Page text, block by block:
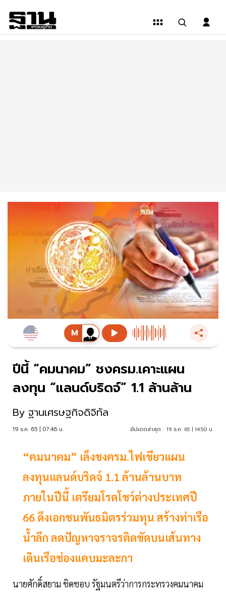
ปีนี้ “คมนาคม” ชงครม.เคาะแผน
ลงทุน “แลนด์บริดจ์” 1.1 ล้านล้าน
By ฐานเศรษฐกิจดิจิทัล
19 ธ.ค. 65 | 07:46 น. อัปเดตล่าสุด : 19 ธ.ค. 65 | 14:50 น.
“คมนาคม” เล็งชงครม.ไฟเขียวแผน
ลงทุนแลนด์บริดจ์ 1.1 ล้านล้านบาท
ภายในปีนี้ เตรียมโรดโชว์ต่างประเทศปี
66 ดึงเอกชนพันธมิตรร่วมทุน สร้างท่าเรือ
น้ำลึก ลดปัญหาจราจรติดขัดบนเส้นทาง
เดินเรือช่องแคบมะละกา
นายศักดิ์สยาม ชิดชอบ รัฐมนตรีว่าการกระทรวงคมนาคม